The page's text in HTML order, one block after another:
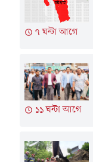
৭ ঘন্টা আগে
১১ ঘন্টা আগে